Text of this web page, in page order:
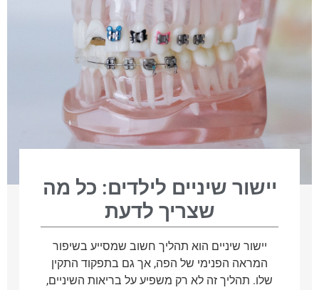
יישור שיניים לילדים: כל מה
שצריך לדעת
יישור שיניים הוא תהליך חשוב שמסייע בשיפור
המראה הפנימי של הפה, אך גם בתפקוד התקין
שלו. תהליך זה לא רק משפיע על בריאות השיניים,